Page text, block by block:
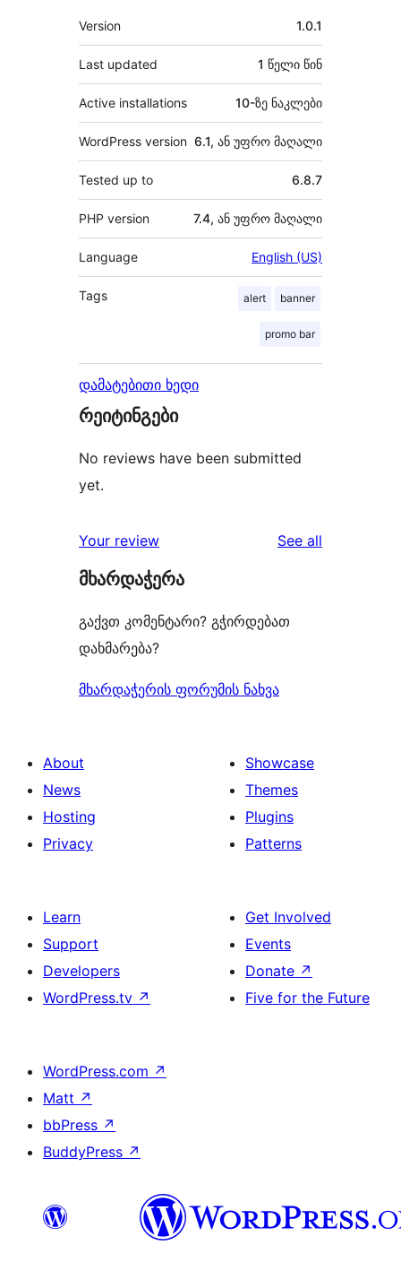
მეტა
Version 1.0.1
Last updated 1 წელი წინ
Active installations 10-ზე ნაკლები
WordPress version 6.1, ან უფრო მაღალი
Tested up to 6.8.7
PHP version 7.4, ან უფრო მაღალი
Language English (US)
Tags alert banner
promo bar
დამატებითი ხედი
რეიტინგები
No reviews have been submitted
yet.
Your review See all
მხარდაჭერა
გაქვთ კომენტარი? გჭირდებათ
დახმარება?
მხარდაჭერის ფორუმის ნახვა
About
News
Hosting
Privacy
Showcase
Themes
Plugins
Patterns
Learn
Support
Developers
WordPress.tv ↗
Get Involved
Events
Donate ↗
Five for the Future
WordPress.com ↗
Matt ↗
bbPress ↗
BuddyPress ↗